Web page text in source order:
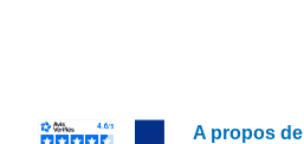
A propos de